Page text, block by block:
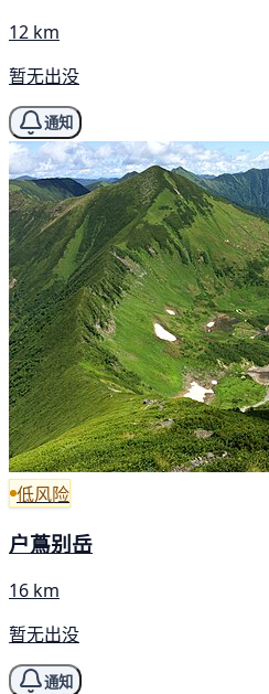
12 km
暂无出没
通知
低风险
户蔦别岳
16 km
暂无出没
通知